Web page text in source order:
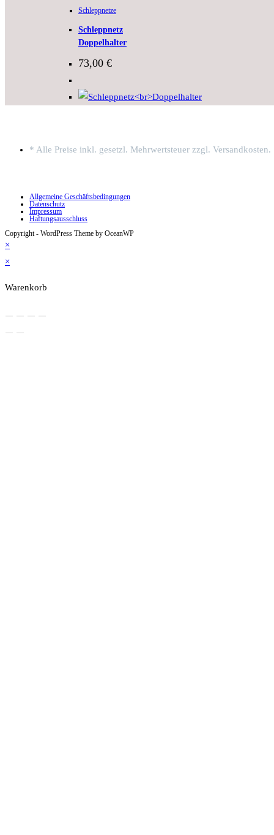
Schleppnetze
Schleppnetz
Doppelhalter
73,00 €
* Alle Preise inkl. gesetzl. Mehrwertsteuer zzgl. Versandkosten.
Allgemeine Geschäftsbedingungen
Datenschutz
Impressum
Haftungsausschluss
Copyright - WordPress Theme by OceanWP
×
×
Warenkorb